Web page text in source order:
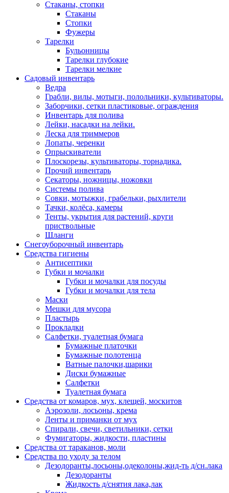
Стаканы, стопки
Стаканы
Стопки
Фужеры
Тарелки
Бульонницы
Тарелки глубокие
Тарелки мелкие
Садовый инвентарь
Ведра
Грабли, вилы, мотыги, полольники, культиваторы.
Заборчики, сетки пластиковые, ограждения
Инвентарь для полива
Лейки, насадки на лейки.
Леска для триммеров
Лопаты, черенки
Опрыскиватели
Плоскорезы, культиваторы, торнадика.
Прочий инвентарь
Секаторы, ножницы, ножовки
Системы полива
Совки, мотыжки, грабельки, рыхлители
Тачки, колёса, камеры
Тенты, укрытия для растений, круги
приствольные
Шланги
Снегоуборочный инвентарь
Средства гигиены
Антисептики
Губки и мочалки
Губки и мочалки для посуды
Губки и мочалки для тела
Маски
Мешки для мусора
Пластырь
Прокладки
Салфетки, туалетная бумага
Бумажные платочки
Бумажные полотенца
Ватные палочки,шарики
Диски бумажные
Салфетки
Туалетная бумага
Средства от комаров, мух, клещей, москитов
Аэрозоли, лосьоны, крема
Ленты и приманки от мух
Спирали, свечи, светильники, сетки
Фумигаторы, жидкости, пластины
Средства от тараканов, моли
Средства по уходу за телом
Дезодоранты,лосьоны,одеколоны,жид-ть д/сн.лака
Дезодоранты
Жидкость д/снятия лака,лак